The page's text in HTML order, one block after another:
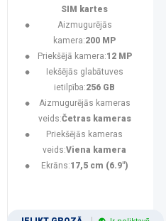
SIM kartes
Aizmugurējās
kamera:200 MP
Priekšējā kamera:12 MP
Iekšējās glabātuves
ietilpība:256 GB
Aizmugurējās kameras
veids:Četras kameras
Priekšējās kameras
veids:Viena kamera
Ekrāns:17,5 cm (6.9")